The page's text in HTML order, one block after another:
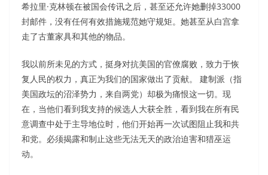
希拉里·克林顿在被国会传讯之后，甚至还允许她删掉33000
封邮件，没有任何有效措施规范她守规矩。她甚至从白宫拿
走了古董家具和其他的物品。
我以前所未见的方式，挺身对抗美国的官僚腐败，致力于恢
复人民的权力，真正为我们的国家做出了贡献。 建制派（指
美国政坛的沼泽势力，来自两党）却极为痛恨这一切。现
在，当他们看到我支持的候选人大获全胜，看到我在所有民
意调查中处于主导地位时，他们开始再一次试图阻止我和共
和党。必须揭露和制止这些无法无天的政治迫害和猎巫运
动。